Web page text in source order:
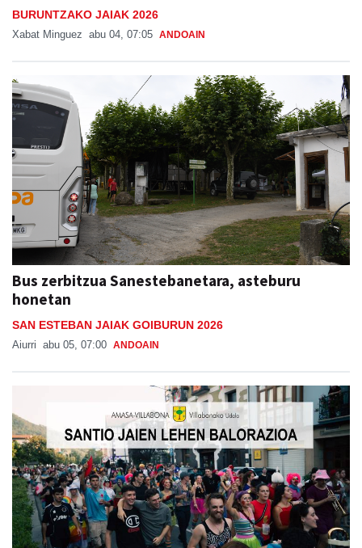
BURUNTZAKO JAIAK 2026
Xabat Minguez abu 04, 07:05 ANDOAIN
Bus zerbitzua Sanestebanetara, asteburu
honetan
SAN ESTEBAN JAIAK GOIBURUN 2026
Aiurri abu 05, 07:00 ANDOAIN